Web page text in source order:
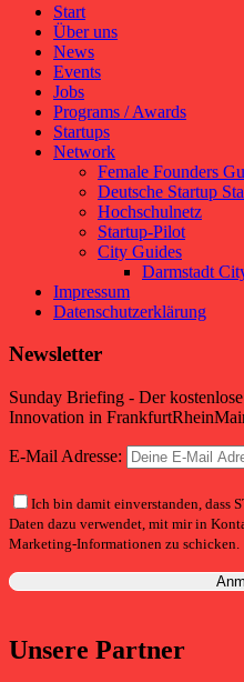
Start
Über uns
News
Events
Jobs
Programs / Awards
Startups
Network
Female Founders
Deutsche Startup
Hochschulnetz
Startup-Pilot
City Guides
Darmstadt
Impressum
Datenschutzerklärung
Newsletter
Sunday Briefing - Der
Innovation in
E-Mail Adresse:
Ich bin damit einverstanden, dass
Daten dazu verwendet, mit mir in
Marketing-Informationen zu schicken.
Unsere Partner